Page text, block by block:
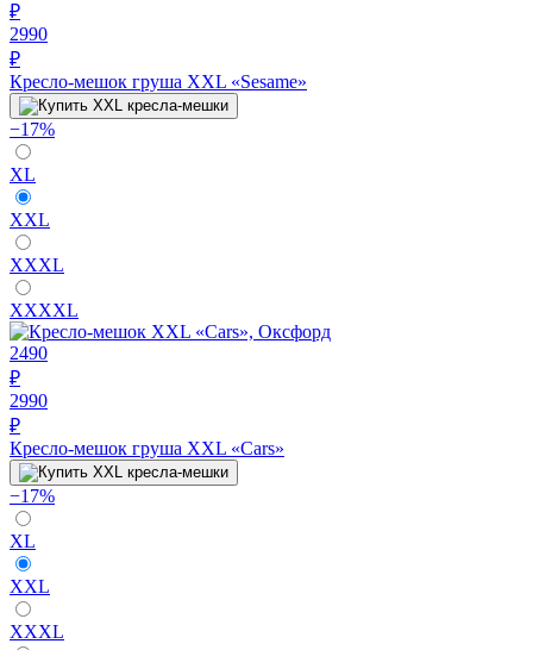
₽
2990
₽
Кресло-мешок груша XXL «Sesame»
−17%
XL
XXL
XXXL
XXXXL
2490
₽
2990
₽
Кресло-мешок груша XXL «Cars»
−17%
XL
XXL
XXXL